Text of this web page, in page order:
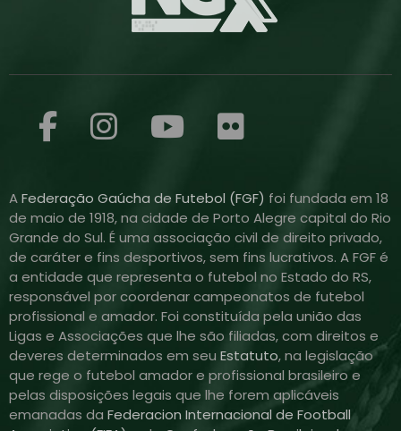
AFederação Gaúcha de Futebol (FGF) foi fundada em 18
de maio de 1918, na cidade de Porto Alegre capital do Rio
Grande do Sul. É uma associação civil de direito privado,
de caráter e fins desportivos, sem fins lucrativos. A FGF é
a entidade que representa o futebol no Estado do RS,
responsável por coordenar campeonatos de futebol
profissional e amador. Foi constituída pela união das
Ligas e Associações que lhe são filiadas, com direitos e
deveres determinados em seu Estatuto, na legislação
que rege o futebol amador e profissional brasileiro e
pelas disposições legais que lhe forem aplicáveis
emanadas da Federacion Internacional de Football